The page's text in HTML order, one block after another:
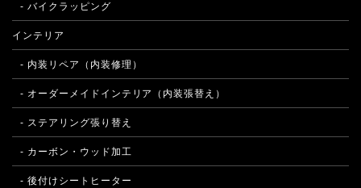
- バイクラッピング
インテリア
- 内装リペア（内装修理）
- オーダーメイドインテリア（内装張替え）
- ステアリング張り替え
- カーボン・ウッド加工
- 後付けシートヒーター